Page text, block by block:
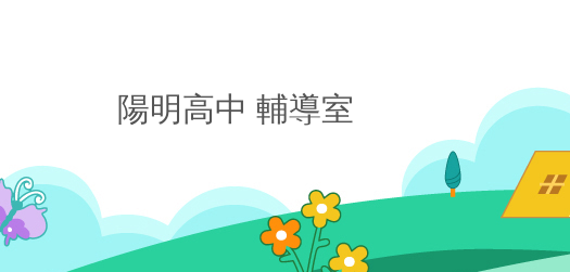
陽明高中 輔導室